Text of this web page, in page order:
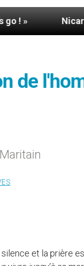
Nicaragua :
de
et la prière